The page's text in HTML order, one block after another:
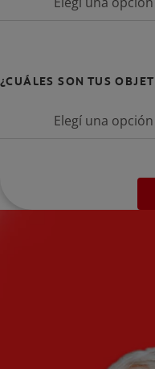
¿CUÁLES SON TUS
Elegí una opción